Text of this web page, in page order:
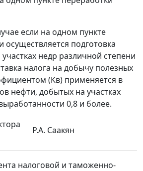
если на одном пункте
осуществляется подготовка
недр различной степени
налога на добычу полезных
(Кв) применяется в
нефти, добытых на участках
0,8 и более.
Р.А. Саакян
налоговой и таможенно-